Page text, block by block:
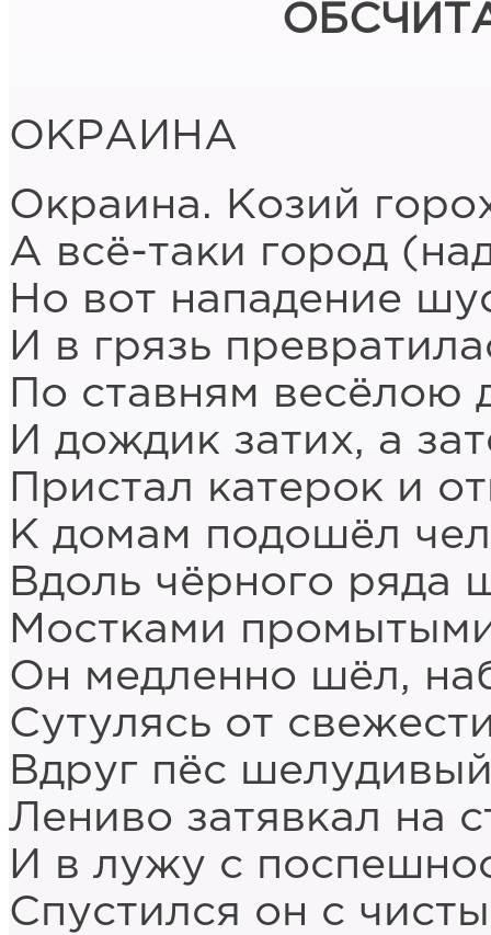
ОКРАИНА
Окраина. Козий
А всё-таки город
Но вот нападение
И в грязь
По ставням весёлою
И дождик затих, а
Пристал катерок и
К домам подошёл
Вдоль чёрного ряда
Мостками
Он медленно шёл,
Сутулясь от
Вдруг пёс
Лениво затявкал на
И в лужу с
Спустился он с